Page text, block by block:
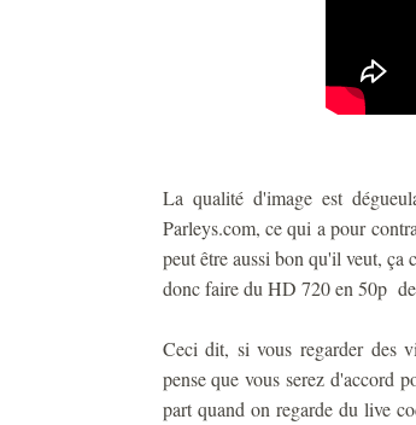
La qualité d'image est
Parleys.com, ce qui a pour
peut être aussi bon qu'il veut, ça
donc faire du HD 720 en 50p
Ceci dit, si vous regarder des
pense que vous serez d'accord
part quand on regarde du live